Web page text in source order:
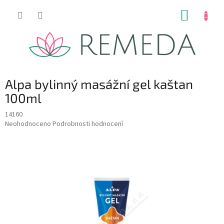
Alpa bylinný masážní gel kaštan
100ml
14160
Průměrné
Neohodnoceno Podrobnosti hodnocení